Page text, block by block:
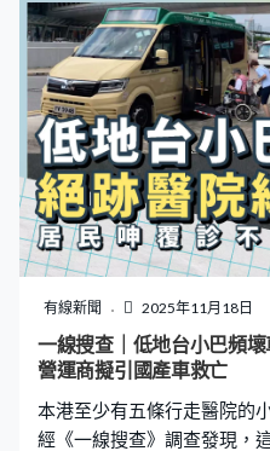
金30萬日圓（約15,056港
從背後懷抱 據台灣及日本傳
11日於新千歲機場國內線
行李放上安檢台後，在通過
檢要求下，她脫掉靴子再走
伊藤示意她取回行李離開。
對方突然從背後懷抱她，甚
弄」。 事主主起初還以為是
正拿著她靴子的伊藤。有報
我…」，隨後遞上靴子。事
議：「你究竟在做什麽！」
認名字。可伊藤低頭不語繼
語交談，仿佛無事發生。 對
且向當地警方報案。案件
有線新聞 2025年11月18日
一線搜查｜低地台小巴頻
營運商擬引國產車救亡
本港至少有五條行走醫院的
經《一線搜查》調查發現，